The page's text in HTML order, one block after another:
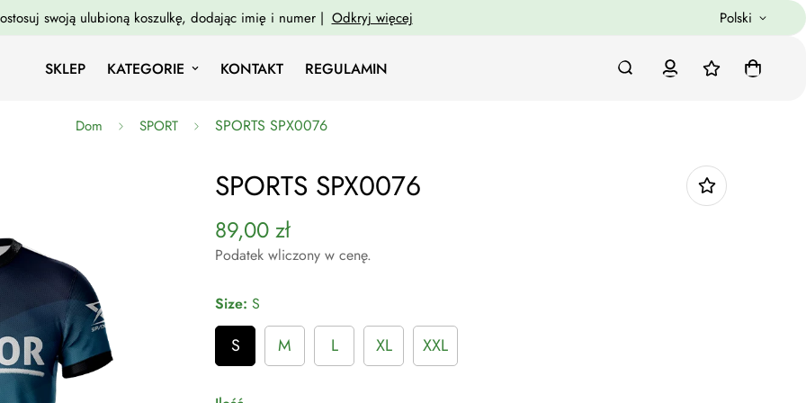
swoją ulubioną koszulkę, dodając imię i numer | Odkryj więcej Polski
SKLEP KATEGORIE KONTAKT REGULAMIN
Dom SPORT SPORTS SPX0076
SPORTS SPX0076
Cena
regularna
89,00 zł
Podatek wliczony w cenę.
Size: S
S M L XL XXL